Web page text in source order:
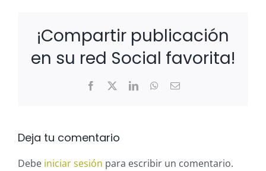
¡Compartir publicación
en su red Social favorita!
Facebook LinkedInWhatsApp
Correo
Deja tu comentario
Debe iniciar sesión para escribir un comentario.